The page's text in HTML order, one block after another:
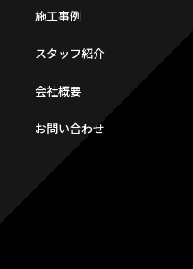
施工事例
スタッフ紹介
会社概要
お問い合わせ